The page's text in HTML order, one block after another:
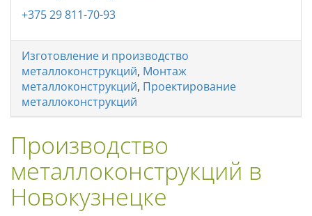
+375 29 811-70-93
Изготовление и производство
металлоконструкций, Монтаж
металлоконструкций, Проектирование
металлоконструкций
Производство
металлоконструкций в
Новокузнецке